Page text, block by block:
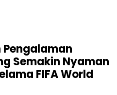
Pengalaman
Semakin Nyaman
FIFA World